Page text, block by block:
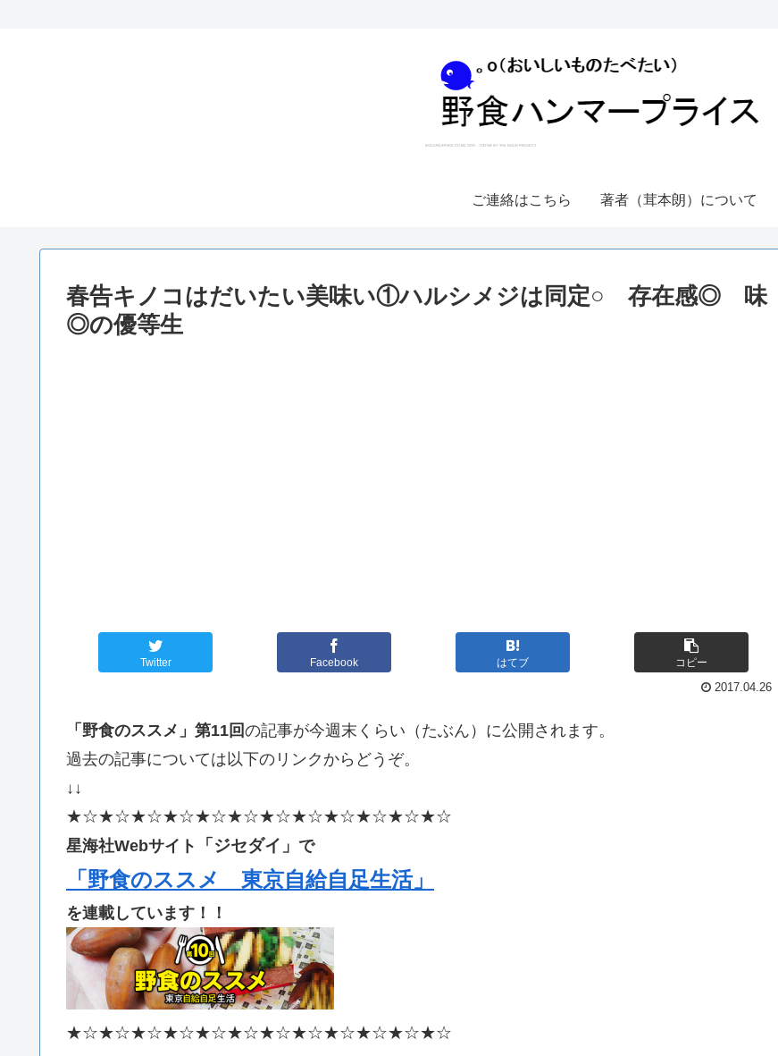
ご連絡はこちら 著者（茸本朗）について
春告キノコはだいたい美味い①ハルシメジは同定○ 存在感◎ 味
◎の優等生
Twitter Facebook はてブ コピー
2017.04.26
「野食のススメ」第11回の記事が今週末くらい（たぶん）に公開されます。
過去の記事については以下のリンクからどうぞ。
↓↓
★☆★☆★☆★☆★☆★☆★☆★☆★☆★☆★☆★☆
星海社Webサイト
「ジセダイ」 で
「野食のススメ 東京自給自足生活」
を連載しています！！
★☆★☆★☆★☆★☆★☆★☆★☆★☆★☆★☆★☆